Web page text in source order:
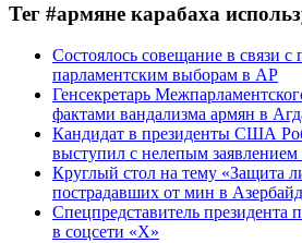
Тег #армяне карабаха
Состоялось совещание в связи с
парламентским выборам в АР
Генсекретарь
фактами вандализма армян в
Кандидат в президенты США
выступил с нелепым заявлением
Круглый стол на тему «Защита
пострадавших от мин в
Спецпредставитель президента
в соцсети «Х»